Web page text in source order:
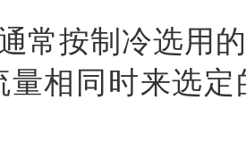
常按制冷选用
量相同时来选